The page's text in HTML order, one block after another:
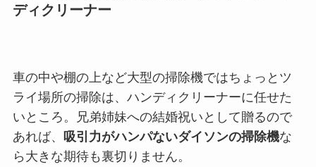
ディクリーナー
車の中や棚の上など大型の掃除機ではちょっとツ
ライ場所の掃除は、ハンディクリーナーに任せた
いところ。兄弟姉妹への結婚祝いとして贈るので
あれば、
吸引力がハンパないダイソンの掃除機な
ら大きな期待も裏切りません。